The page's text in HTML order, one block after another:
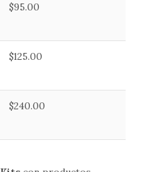
$95.00
$125.00
$240.00